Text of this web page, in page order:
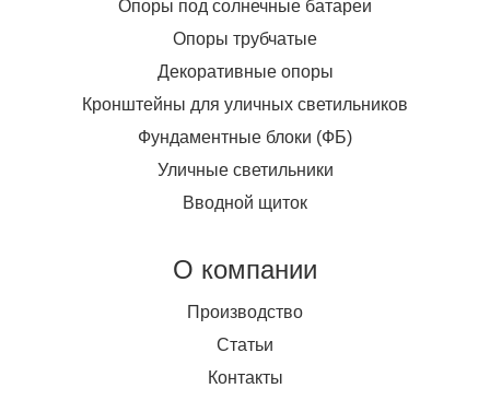
Опоры под солнечные батареи
Опоры трубчатые
Декоративные опоры
Кронштейны для уличных светильников
Фундаментные блоки (ФБ)
Уличные светильники
Вводной щиток
О компании
Производство
Статьи
Контакты